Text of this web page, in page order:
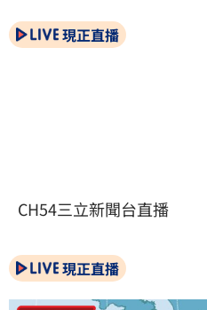
現正直播
CH54三立新聞台直播
現正直播